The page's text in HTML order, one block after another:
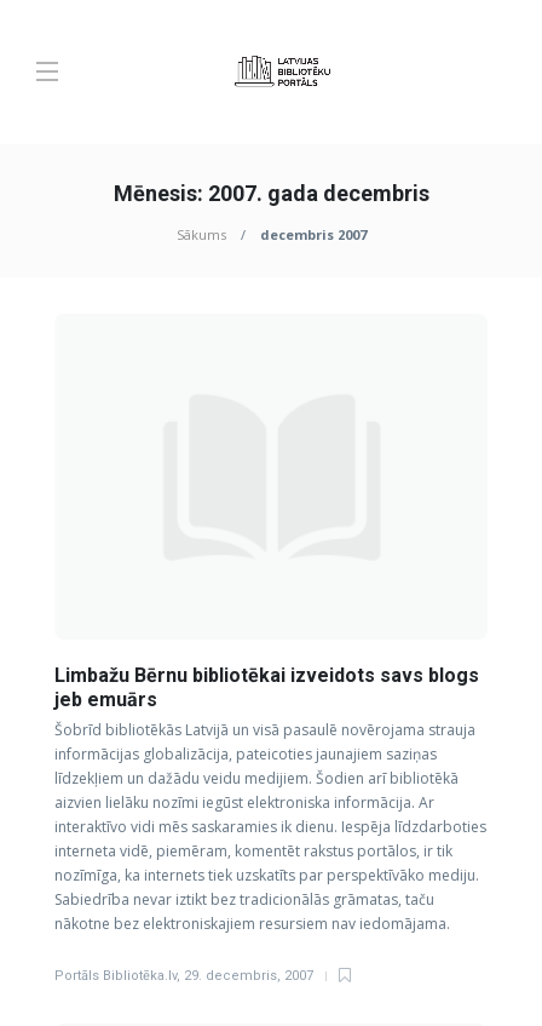
Mēnesis: 2007. gada decembris
Sākums decembris 2007
Limbažu Bērnu bibliotēkai izveidots savs blogs
jeb emuārs
Šobrīd bibliotēkās Latvijā un visā pasaulē novērojama strauja
informācijas globalizācija, pateicoties jaunajiem saziņas
līdzekļiem un dažādu veidu medijiem. Šodien arī bibliotēkā
aizvien lielāku nozīmi iegūst elektroniska informācija. Ar
interaktīvo vidi mēs saskaramies ik dienu. Iespēja līdzdarboties
interneta vidē, piemēram, komentēt rakstus portālos, ir tik
nozīmīga, ka internets tiek uzskatīts par perspektīvāko mediju.
Sabiedrība nevar iztikt bez tradicionālās grāmatas, taču
nākotne bez elektroniskajiem resursiem nav iedomājama.
Portāls Bibliotēka.lv, 29. decembris, 2007